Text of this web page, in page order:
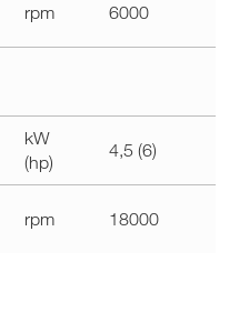
rpm 6000
kW
(hp)
4,5 (6)
rpm 18000